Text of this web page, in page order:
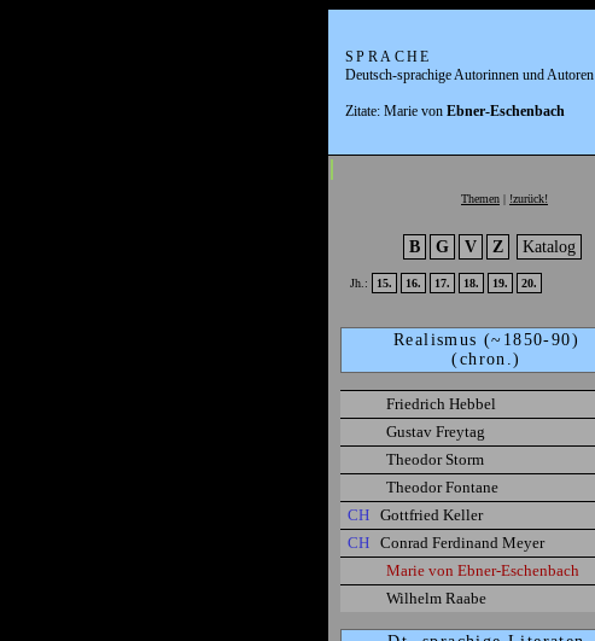
SPRACHE
Deutsch-sprachige Autorinnen und Autoren
Zitate: Marie von Ebner-Eschenbach
Themen | !zurück!
B G V Z Katalog
Jh.: 15. 16. 17. 18. 19. 20.
Realismus (~1850-90)
(chron.)
Friedrich Hebbel
Gustav Freytag
Theodor Storm
Theodor Fontane
CH Gottfried Keller
CH Conrad Ferdinand Meyer
Marie von Ebner-Eschenbach
Wilhelm Raabe